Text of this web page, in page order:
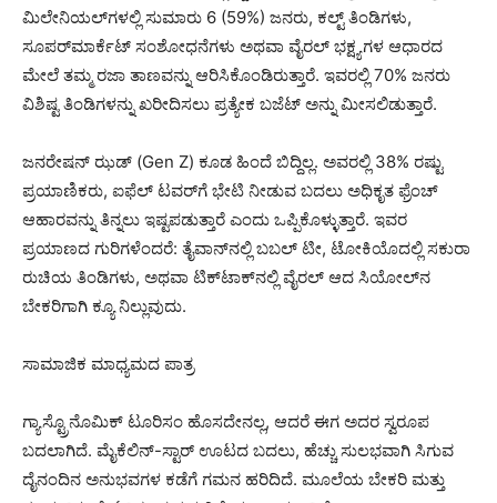
ಮಿಲೇನಿಯಲ್‌ಗಳಲ್ಲಿ ಸುಮಾರು 6 (59%) ಜನರು, ಕಲ್ಟ್ ತಿಂಡಿಗಳು,
ಸೂಪರ್‌ಮಾರ್ಕೆಟ್ ಸಂಶೋಧನೆಗಳು ಅಥವಾ ವೈರಲ್ ಭಕ್ಷ್ಯಗಳ ಆಧಾರದ
ಮೇಲೆ ತಮ್ಮ ರಜಾ ತಾಣವನ್ನು ಆರಿಸಿಕೊಂಡಿರುತ್ತಾರೆ. ಇವರಲ್ಲಿ 70% ಜನರು
ವಿಶಿಷ್ಟ ತಿಂಡಿಗಳನ್ನು ಖರೀದಿಸಲು ಪ್ರತ್ಯೇಕ ಬಜೆಟ್ ಅನ್ನು ಮೀಸಲಿಡುತ್ತಾರೆ.
ಜನರೇಷನ್ ಝಡ್ (Gen Z) ಕೂಡ ಹಿಂದೆ ಬಿದ್ದಿಲ್ಲ. ಅವರಲ್ಲಿ 38% ರಷ್ಟು
ಪ್ರಯಾಣಿಕರು, ಐಫೆಲ್ ಟವರ್‌ಗೆ ಭೇಟಿ ನೀಡುವ ಬದಲು ಅಧಿಕೃತ ಫ್ರೆಂಚ್
ಆಹಾರವನ್ನು ತಿನ್ನಲು ಇಷ್ಟಪಡುತ್ತಾರೆ ಎಂದು ಒಪ್ಪಿಕೊಳ್ಳುತ್ತಾರೆ. ಇವರ
ಪ್ರಯಾಣದ ಗುರಿಗಳೆಂದರೆ: ತೈವಾನ್‌ನಲ್ಲಿ ಬಬಲ್ ಟೀ, ಟೋಕಿಯೊದಲ್ಲಿ ಸಕುರಾ
ರುಚಿಯ ತಿಂಡಿಗಳು, ಅಥವಾ ಟಿಕ್‌ಟಾಕ್‌ನಲ್ಲಿ ವೈರಲ್ ಆದ ಸಿಯೋಲ್‌ನ
ಬೇಕರಿಗಾಗಿ ಕ್ಯೂ ನಿಲ್ಲುವುದು.
ಸಾಮಾಜಿಕ ಮಾಧ್ಯಮದ ಪಾತ್ರ
ಗ್ಯಾಸ್ಟ್ರೊನೊಮಿಕ್ ಟೂರಿಸಂ ಹೊಸದೇನಲ್ಲ, ಆದರೆ ಈಗ ಅದರ ಸ್ವರೂಪ
ಬದಲಾಗಿದೆ. ಮೈಕೆಲಿನ್-ಸ್ಟಾರ್ ಊಟದ ಬದಲು, ಹೆಚ್ಚು ಸುಲಭವಾಗಿ ಸಿಗುವ
ದೈನಂದಿನ ಅನುಭವಗಳ ಕಡೆಗೆ ಗಮನ ಹರಿದಿದೆ. ಮೂಲೆಯ ಬೇಕರಿ ಮತ್ತು